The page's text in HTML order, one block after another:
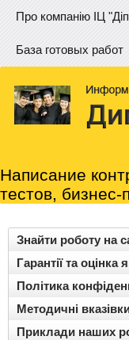
Про компанію ІЦ
База готовых работ
Написание
тестов, бизнес-
Знайти роботу на
Гарантії та оцінка
Політика
Методичні
Приклади наших